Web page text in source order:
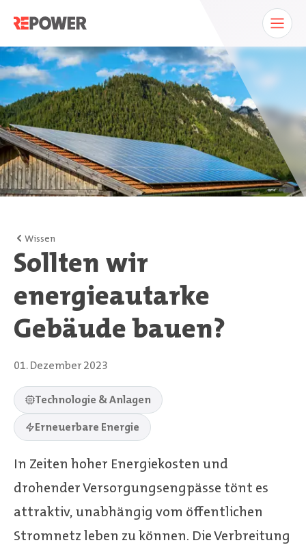
Wissen
Sollten wir
energieautarke
Gebäude bauen?
01. Dezember 2023
Technologie & Anlagen
Erneuerbare Energie
In Zeiten hoher Energiekosten und
drohender Versorgungsengpässe tönt es
attraktiv, unabhängig vom öffentlichen
Stromnetz leben zu können. Die Verbreitung